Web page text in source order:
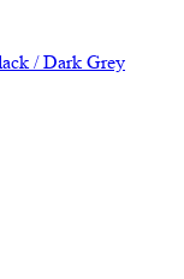
/ Dark Grey